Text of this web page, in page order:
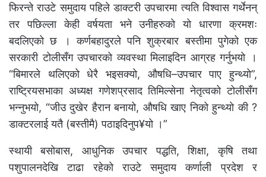
फिरन्ते राउटे समुदाय पहिले डाक्टरी उपचारमा त्यति विश्वास गर्थेनन्
तर पछिल्ला केही वर्षयता भने उनीहरुको यो धारणा क्रमशः
बदलिएको छ । कर्णबहादुरले पनि शुक्रबार बस्तीमा पुगेको एक
सरकारी टोलीसँग उपचारको व्यवस्था मिलाइदिन आग्रह गर्नुभयो ।
“बिमारले थलिएको धेरै भइसक्यो, औषधि–उपचार पाए हुन्थ्यो”,
राष्ट्रियसभाका अध्यक्ष गणेशप्रसाद तिमिल्सेना नेतृत्वको टोलीसँग
भन्नुभयो, “जीउ दुखेर हैरान बनायो, औषधि खाए निको हुन्थ्यो की ?
डाक्टरलाई यतै (बस्तीमै) पठाइदिनुप¥यो ।”
स्थायी बसोबास, आधुनिक उपचार पद्धति, शिक्षा, कृषि तथा
पशुपालनदेखि टाढा रहेको राउटे समुदाय कर्णाली प्रदेश र